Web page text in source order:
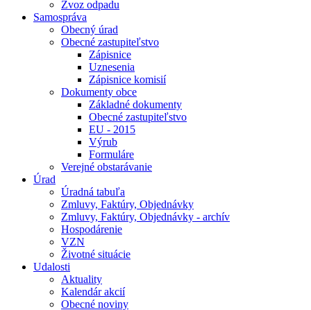
Zvoz odpadu
Samospráva
Obecný úrad
Obecné zastupiteľstvo
Zápisnice
Uznesenia
Zápisnice komisií
Dokumenty obce
Základné dokumenty
Obecné zastupiteľstvo
EU - 2015
Výrub
Formuláre
Verejné obstarávanie
Úrad
Úradná tabuľa
Zmluvy, Faktúry, Objednávky
Zmluvy, Faktúry, Objednávky - archív
Hospodárenie
VZN
Životné situácie
Udalosti
Aktuality
Kalendár akcií
Obecné noviny